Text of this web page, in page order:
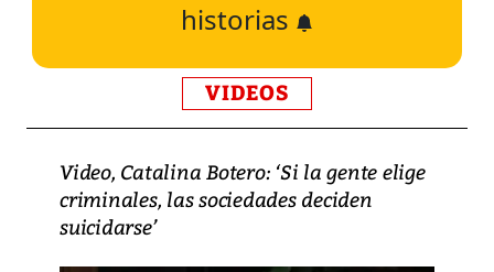
historias
VIDEOS
Video, Catalina Botero: ‘Si la gente elige
criminales, las sociedades deciden
suicidarse’